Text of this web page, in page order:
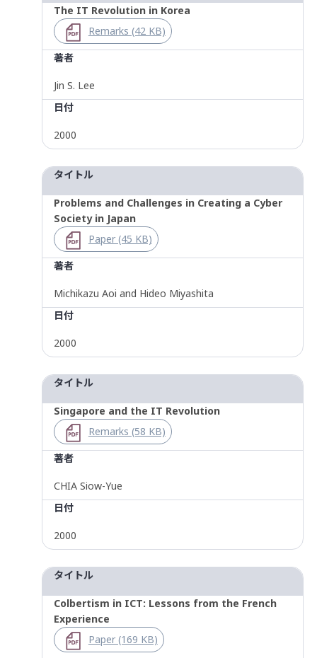
The IT Revolution in Korea
Remarks (42 KB)
著者
Jin S. Lee
日付
2000
タイトル
Problems and Challenges in Creating a Cyber
Society in Japan
Paper (45 KB)
著者
Michikazu Aoi and Hideo Miyashita
日付
2000
タイトル
Singapore and the IT Revolution
Remarks (58 KB)
著者
CHIA Siow-Yue
日付
2000
タイトル
Colbertism in ICT: Lessons from the French
Experience
Paper (169 KB)